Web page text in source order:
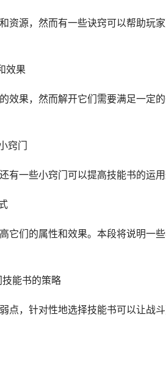
资源，然而有一些诀窍可以帮助玩
效果
效果，然而解开它们需要满足一定
窍门
有一些小窍门可以提高技能书的运
它们的属性和效果。本段将说明一
能书的策略
点，针对性地选择技能书可以让战